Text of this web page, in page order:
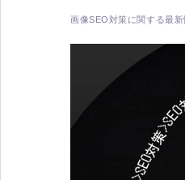
画像SEO対策に関する最